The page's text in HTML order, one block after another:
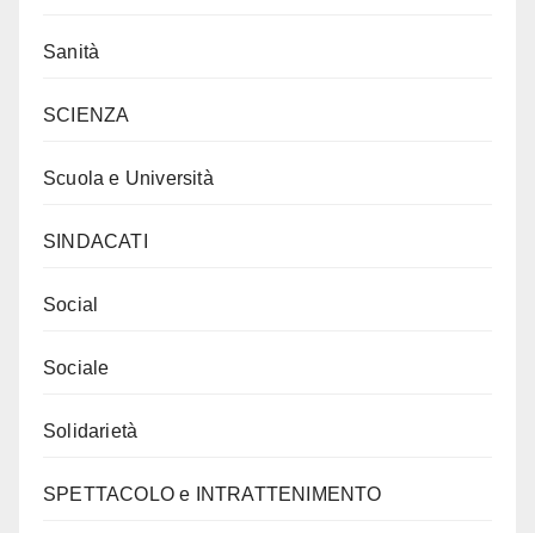
Sanità
SCIENZA
Scuola e Università
SINDACATI
Social
Sociale
Solidarietà
SPETTACOLO e INTRATTENIMENTO